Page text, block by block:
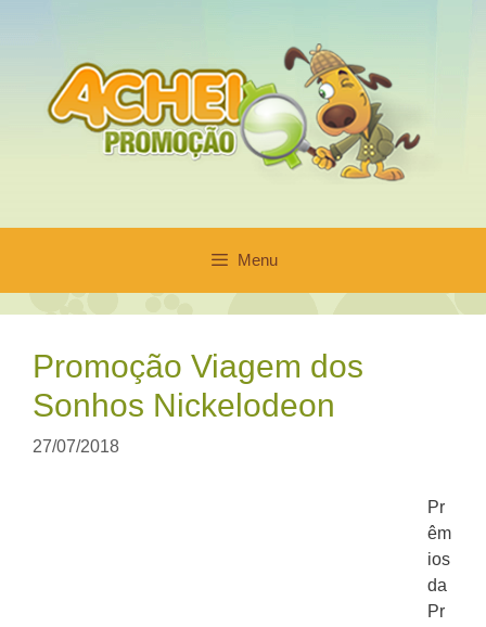
conteúdo
Menu
Promoção Viagem dos
Sonhos Nickelodeon
27/07/2018
Pr
êm
ios
da
Pr